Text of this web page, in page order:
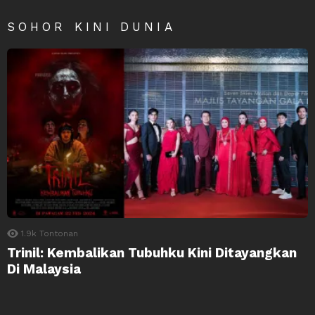
SOHOR KINI DUNIA
1.9k Tontonan
Trinil: Kembalikan Tubuhku Kini Ditayangkan
Di Malaysia